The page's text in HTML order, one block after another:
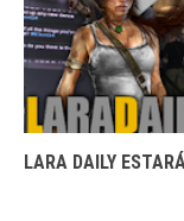
LARA DAILY